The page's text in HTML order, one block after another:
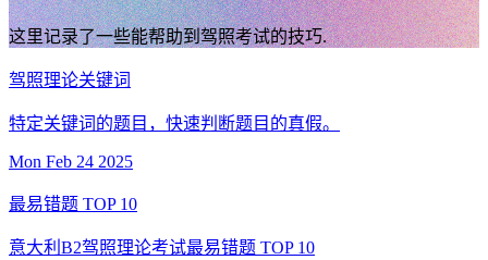
这里记录了一些能帮助到驾照考试的技巧.
驾照理论关键词
特定关键词的题目，快速判断题目的真假。
Mon Feb 24 2025
最易错题 TOP 10
意大利B2驾照理论考试最易错题 TOP 10